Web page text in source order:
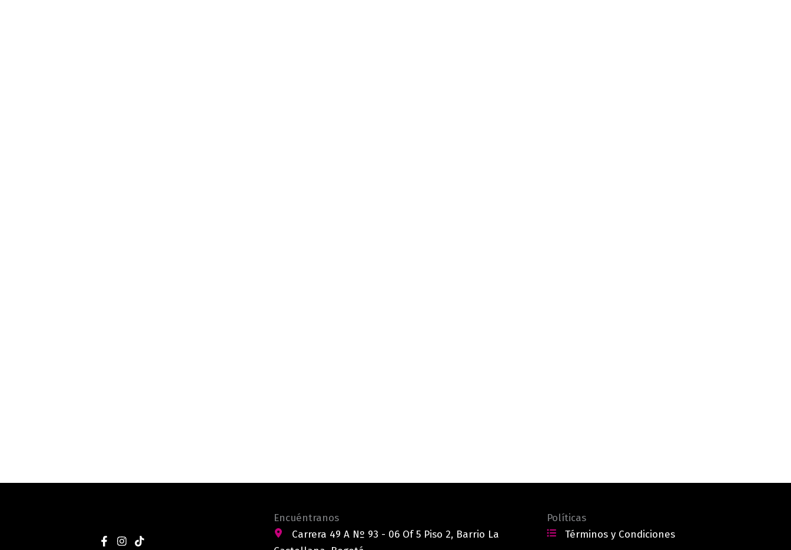
Encuéntranos
Carrera 49 A Nº 93 - 06 Of 5 Piso 2, Barrio La
Políticas
Términos y Condiciones